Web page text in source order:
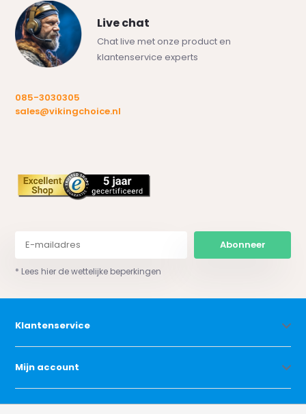
Live chat
Chat live met onze product en
klantenservice experts
085-3030305
sales@vikingchoice.nl
Abonneer
* Lees hier de wettelijke beperkingen
Klantenservice
Mijn account
Categorieën